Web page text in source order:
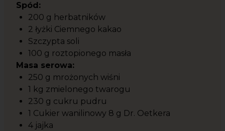
Spód:
200 g herbatników
2 łyżki Ciemnego kakao
Szczypta soli
100 g roztopionego masła
Masa serowa:
250 g mrożonych wiśni
1 kg zmielonego twarogu
230 g cukru pudru
1 Cukier wanilinowy 8 g Dr. Oetkera
4 jajka